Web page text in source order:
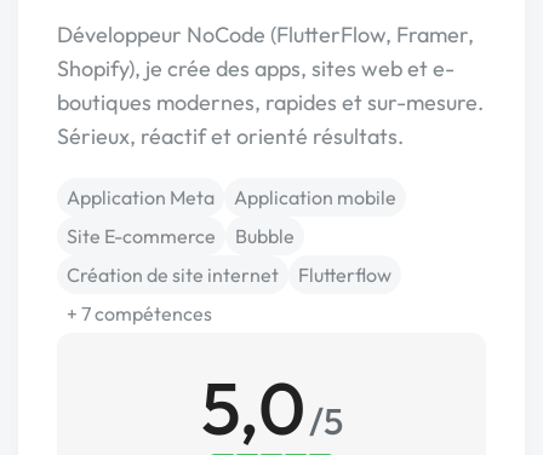
Développeur NoCode (FlutterFlow, Framer,
Shopify), je crée des apps, sites web et e-
boutiques modernes, rapides et sur-mesure.
Sérieux, réactif et orienté résultats.
Application Meta
Application mobile
Site E-commerce
Bubble
Création de site internet
Flutterflow
+ 7 compétences
5,0/5